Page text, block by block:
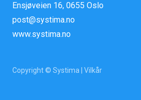
Ensjøveien 16, 0655 Oslo
post@systima.no
www.systima.no
Copyright © Systima | Vilkår